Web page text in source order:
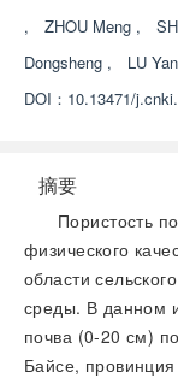
,
ZHOU Meng ,
Dongsheng ,
LU
DOI： 10.13471/
摘要
Пористость
физического
области
среды. В данном
почва (0-20 см)
Байсе,